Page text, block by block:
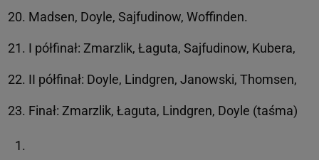
Madsen, Doyle, Sajfudinow, Woffinden.
I półfinał: Zmarzlik, Łaguta, Sajfudinow, Kubera,
II półfinał: Doyle, Lindgren, Janowski, Thomsen,
Finał: Zmarzlik, Łaguta, Lindgren, Doyle (taśma)